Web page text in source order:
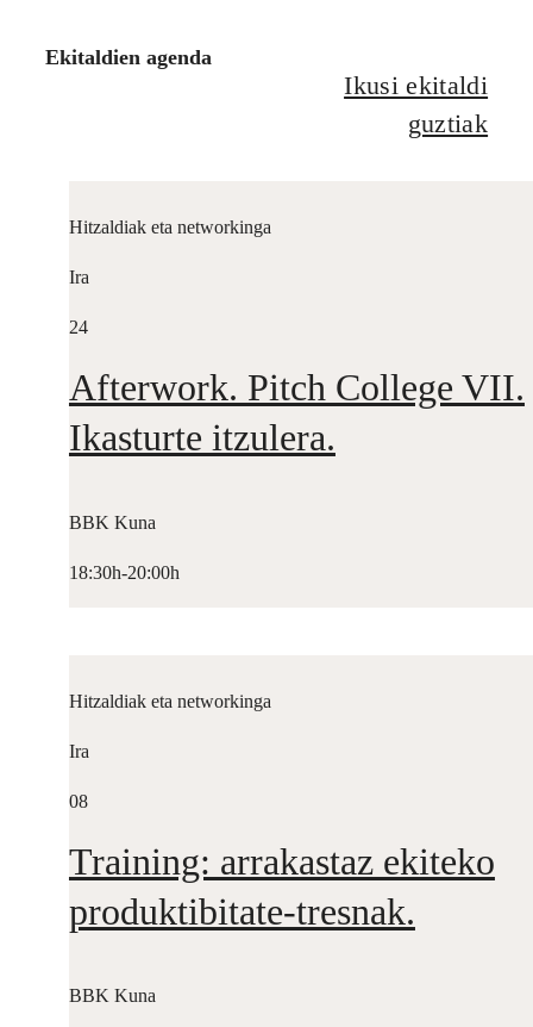
Ekitaldien agenda
Ikusi ekitaldi
guztiak
Hitzaldiak eta networkinga
Ira
24
Afterwork. Pitch College VII.
Ikasturte itzulera.
BBK Kuna
18:30h-20:00h
Hitzaldiak eta networkinga
Ira
08
Training: arrakastaz ekiteko
produktibitate-tresnak.
BBK Kuna